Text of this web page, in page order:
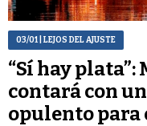
03/01| LEJOS DEL AJUSTE
“Sí hay
contará con
opulento para